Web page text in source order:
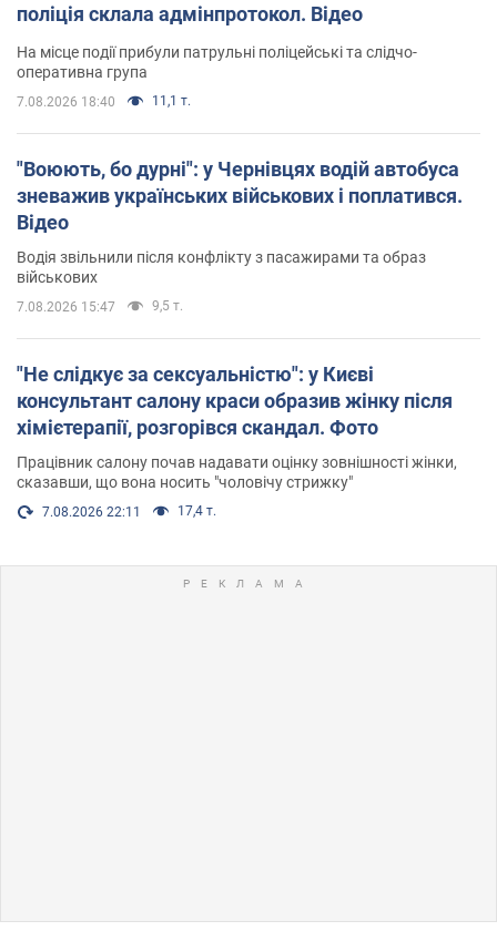
поліція склала адмінпротокол. Відео
На місце події прибули патрульні поліцейські та слідчо-
оперативна група
7.08.2026 18:40 11,1 т.
"Воюють, бо дурні": у Чернівцях водій автобуса
зневажив українських військових і поплатився.
Відео
Водія звільнили після конфлікту з пасажирами та образ
військових
7.08.2026 15:47 9,5 т.
"Не слідкує за сексуальністю": у Києві
консультант салону краси образив жінку після
хімієтерапії, розгорівся скандал. Фото
Працівник салону почав надавати оцінку зовнішності жінки,
сказавши, що вона носить "чоловічу стрижку"
7.08.2026 22:11 17,4 т.